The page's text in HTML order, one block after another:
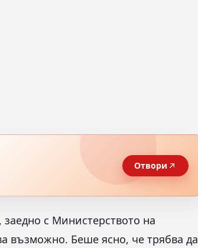
Отвори
с Министерството на
възможно. Беше ясно, че трябва да